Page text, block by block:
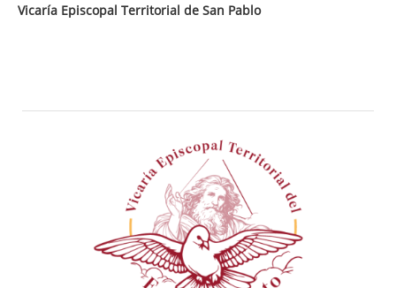
Vicaría Episcopal Territorial de San Pablo